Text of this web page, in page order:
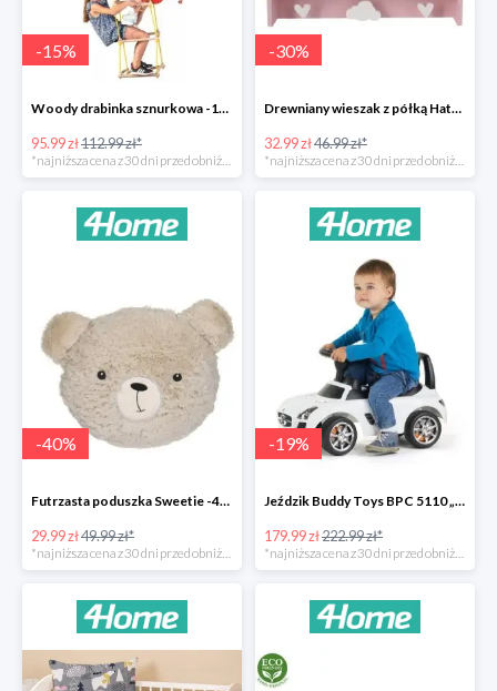
-15%
Woody drabinka sznurkowa -15%
95.99 zł112.99 zł*
-30%
Drewniany wieszak z półką Hatu, kot -30%
32.99 zł46.99 zł*
-40%
Futrzasta poduszka Sweetie -40%
29.99 zł49.99 zł*
*najniższa cena z 30 dni przed obniżką
-19%
Jeździk Buddy Toys BPC 5110 „Mercedes Benz SLS” -20%
179.99 zł222.99 zł*
*najniższa cena z 30 dni przed obniżką